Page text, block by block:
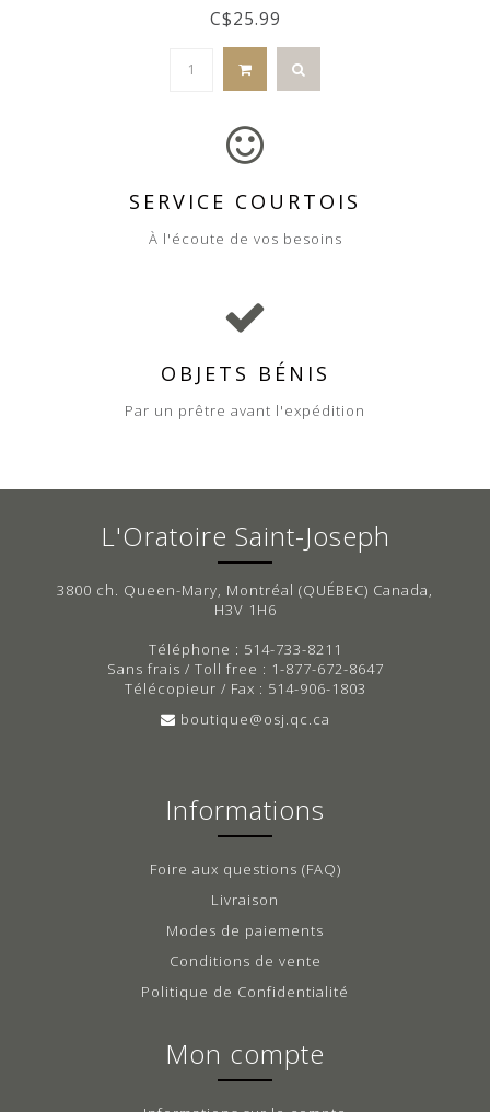
C$25.99
SERVICE COURTOIS
À l'écoute de vos besoins
OBJETS BÉNIS
Par un prêtre avant l'expédition
L'Oratoire Saint-Joseph
3800 ch. Queen-Mary, Montréal (QUÉBEC) Canada,
H3V 1H6
Téléphone : 514-733-8211
Sans frais / Toll free : 1-877-672-8647
Télécopieur / Fax : 514-906-1803
boutique@osj.qc.ca
Informations
Foire aux questions (FAQ)
Livraison
Modes de paiements
Conditions de vente
Politique de Confidentialité
Mon compte